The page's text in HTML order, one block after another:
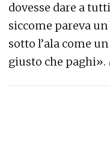
dovesse dare a
siccome pareva un
sotto l’ala come
giusto che paghi».